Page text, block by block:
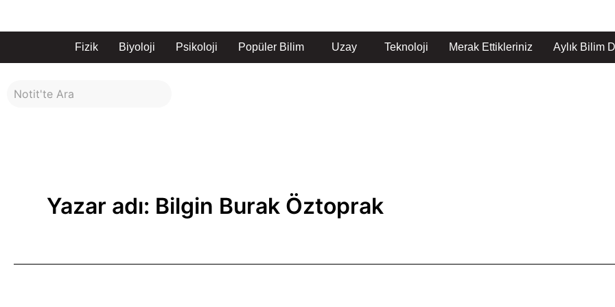
Fizik Biyoloji Psikoloji Popüler Bilim Uzay Teknoloji Merak Ettikleriniz Aylık Bilim
Yazar adı: Bilgin Burak Öztoprak